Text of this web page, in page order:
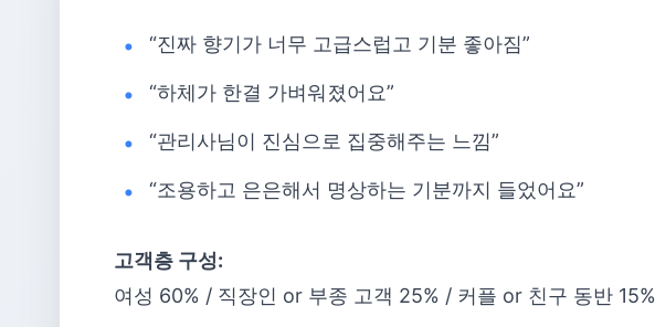
“진짜 향기가 너무 고급스럽고 기분 좋아짐”
“하체가 한결 가벼워졌어요”
“관리사님이 진심으로 집중해주는 느낌”
“조용하고 은은해서 명상하는 기분까지 들었어요”
고객층 구성:
여성 60% / 직장인 or 부종 고객 25% / 커플 or 친구 동반 15%